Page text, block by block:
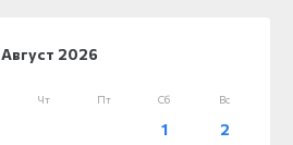
Август 2026
Чт Пт Сб Вс
1
2